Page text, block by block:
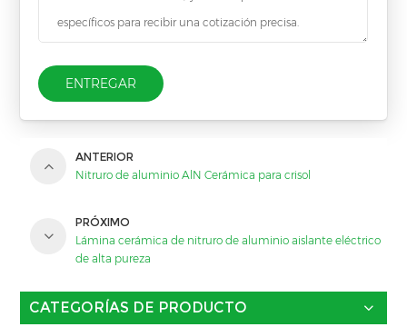
ENTREGAR
ANTERIOR
Nitruro de aluminio AlN Cerámica para crisol
PRÓXIMO
Lámina cerámica de nitruro de aluminio aislante eléctrico
de alta pureza
CATEGORÍAS DE PRODUCTO